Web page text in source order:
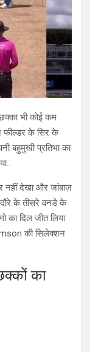
भी कोई कम
फील्डर के सिर के
बहुमुखी प्रतिभा का
नहीं देखा और जांबाज़
के तीसरे वनडे के
का दिल जीत लिया
की सिलेक्शन
का